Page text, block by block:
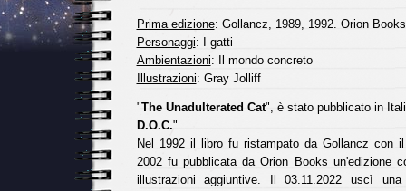
Prima edizione: Gollancz, 1989, 1992. Orion
Personaggi: I gatti
Ambientazioni: Il mondo concreto
Illustrazioni: Gray Jolliff
"The Unadulterated Cat", è stato pubblicato in
D.O.C.".
Nel 1992 il libro fu ristampato da Gollancz con
2002 fu pubblicata da Orion Books un'edizione
illustrazioni aggiuntive. Il 03.11.2022 uscì